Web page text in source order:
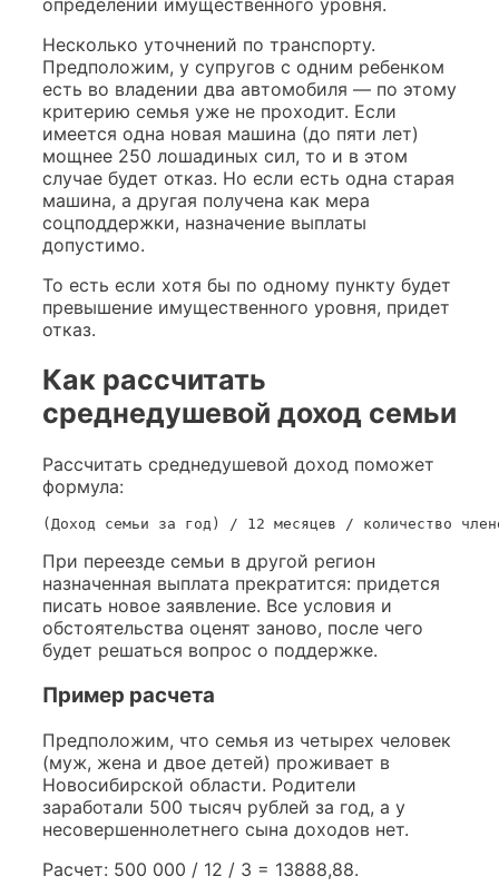
Несколько уточнений по транспорту.
Предположим, у супругов с одним ребенком
есть во владении два автомобиля — по этому
критерию семья уже не проходит. Если
имеется одна новая машина (до пяти лет)
мощнее 250 лошадиных сил, то и в этом
случае будет отказ. Но если есть одна старая
машина, а другая получена как мера
соцподдержки, назначение выплаты
допустимо.
То есть если хотя бы по одному пункту будет
превышение имущественного уровня, придет
отказ.
Как рассчитать
среднедушевой доход семьи
Рассчитать среднедушевой доход поможет
формула:
(Доход семьи за год) / 12 месяцев / количество
При переезде семьи в другой регион
назначенная выплата прекратится: придется
писать новое заявление. Все условия и
обстоятельства оценят заново, после чего
будет решаться вопрос о поддержке.
Пример расчета
Предположим, что семья из четырех человек
(муж, жена и двое детей) проживает в
Новосибирской области. Родители
заработали 500 тысяч рублей за год, а у
несовершеннолетнего сына доходов нет.
Расчет: 500 000 / 12 / 3 = 13888,88.